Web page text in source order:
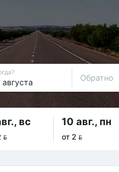
Обратно
вс

10 авг., пн
от 2 